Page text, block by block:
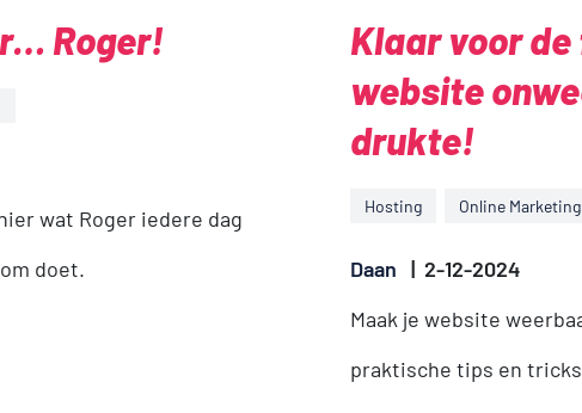
Roger!
wat Roger iedere dag
doet.
Klaar voor
website
drukte!
Hosting Online Marketing
Daan | 2-12-2024
Maak je website
praktische tips en